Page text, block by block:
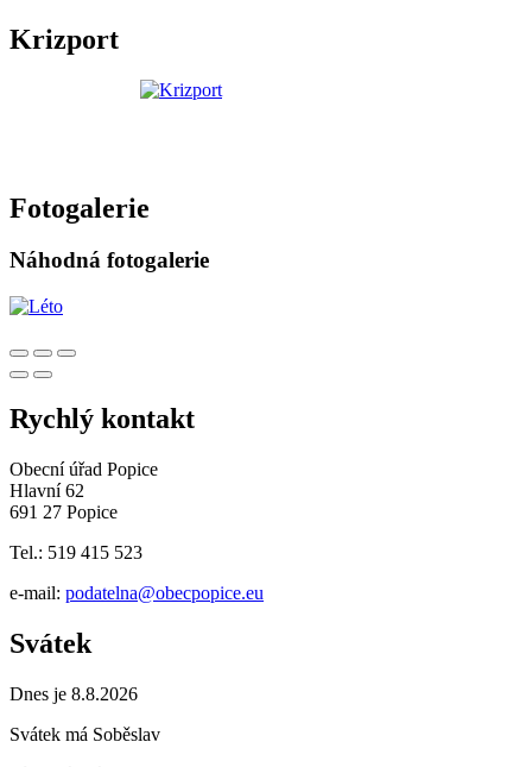
Krizport
Fotogalerie
Náhodná fotogalerie
Rychlý kontakt
Obecní úřad Popice
Hlavní 62
691 27 Popice
Tel.: 519 415 523
e-mail: podatelna@obecpopice.eu
Svátek
Dnes je 8.8.2026
Svátek má Soběslav